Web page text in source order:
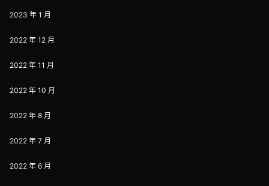
2023 年 1 月
2022 年 12 月
2022 年 11 月
2022 年 10 月
2022 年 8 月
2022 年 7 月
2022 年 6 月